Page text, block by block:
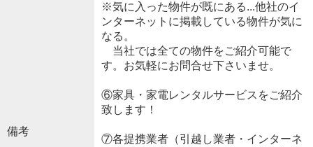
備考
※気に入った物件が既にある...他社のイ
ンターネットに掲載している物件が気に
なる。
当社では全ての物件をご紹介可能で
す。お気軽にお問合せ下さいませ。
⑥家具・家電レンタルサービスをご紹介
致します！
⑦各提携業者（引越し業者・インターネ